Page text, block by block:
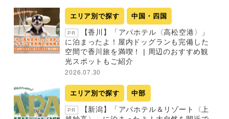
エリア別で探す 中国・四国
PR
【香川】「アパホテル〈高松空港〉」
に泊まったよ！屋内ドッグランも完備した
空間で香川旅を満喫！ | 周辺のおすすめ観
光スポットもご紹介
2026.07.30
エリア別で探す 中部
PR
【新潟】「アパホテル＆リゾート〈上